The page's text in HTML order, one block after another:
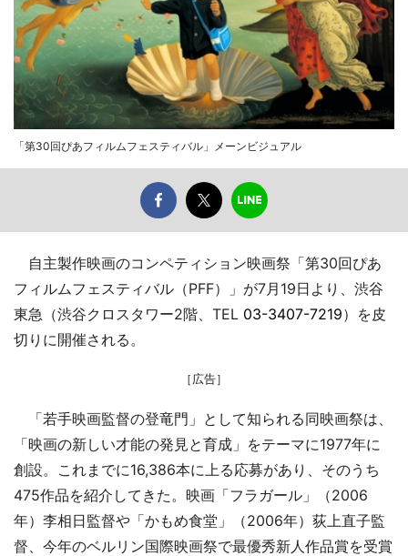
「第30回ぴあフィルムフェスティバル」メーンビジュアル
自主製作映画のコンペティション映画祭「第30回ぴあ
フィルムフェスティバル（PFF）」が7月19日より、渋谷
東急（渋谷クロスタワー2階、TEL 03-3407-7219）を皮
切りに開催される。
［広告］
「若手映画監督の登竜門」として知られる同映画祭は、
「映画の新しい才能の発見と育成」をテーマに1977年に
創設。これまでに16,386本に上る応募があり、そのうち
475作品を紹介してきた。映画「フラガール」（2006
年）李相日監督や「かもめ食堂」（2006年）荻上直子監
督、今年のベルリン国際映画祭で最優秀新人作品賞を受賞